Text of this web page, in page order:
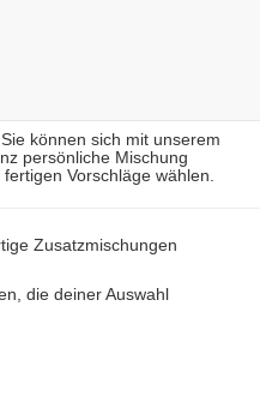
können sich mit unserem
persönliche Mischung
Vorschläge wählen.
Zusatzmischungen
die deiner Auswahl